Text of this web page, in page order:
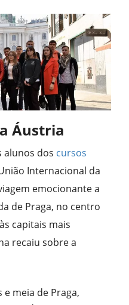
Áustria
alunos dos cursos
Internacional da
emocionante a
de Praga, no centro
capitais mais
recaiu sobre a
meia de Praga,